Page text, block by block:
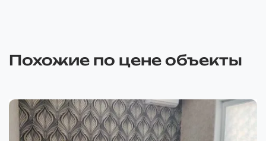
Похожие по цене объекты